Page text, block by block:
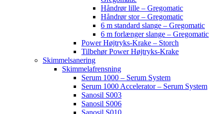
Håndrør lille – Gregomatic
Håndrør stor – Gregomatic
6 m standard slange – Gregomatic
6 m forlænger slange – Gregomatic
Power Højtryks-Krake – Storch
Tilbehør Power Højtryks-Krake
Skimmelsanering
Skimmelafrensning
Serum 1000 – Serum System
Serum 1000 Accelerator – Serum System
Sanosil S003
Sanosil S006
Sanosil S010